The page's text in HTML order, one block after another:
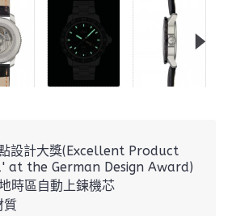
設計大獎(Excellent Product
at the German Design Award)
時區自動上鍊機芯
質